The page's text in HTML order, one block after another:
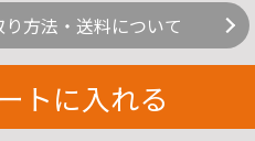
り方法・送料について
トに入れる